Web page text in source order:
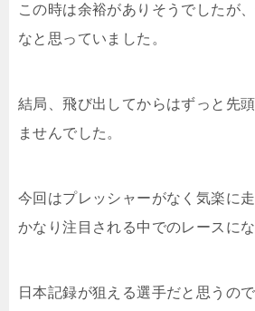
この時は余裕がありそうでしたが
なと思っていました。
結局、飛び出してからはずっと先
ませんでした。
今回はプレッシャーがなく気楽に
かなり注目される中でのレースにな
日本記録が狙える選手だと思うので